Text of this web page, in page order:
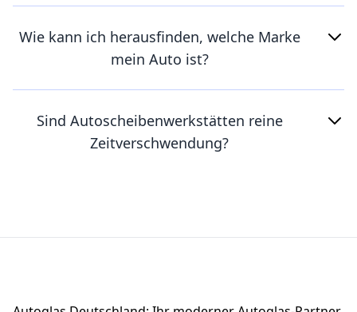
Wie kann ich herausfinden, welche Marke
mein Auto ist?
Sind Autoscheibenwerkstätten reine
Zeitverschwendung?